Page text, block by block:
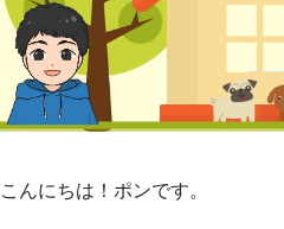
こんにちは！ポンです。